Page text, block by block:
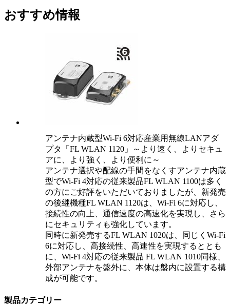
おすすめ情報
アンテナ内蔵型Wi-Fi 6対応産業用無線LANアダ
プタ「FL WLAN 1120」～より速く、よりセキュ
アに、より強く、より便利に～
アンテナ選択や配線の手間をなくすアンテナ内蔵
型でWi-Fi 4対応の従来製品FL WLAN 1100は多く
の方にご好評をいただいておりましたが、新発売
の後継機種FL WLAN 1120は、Wi-Fi 6に対応し、
接続性の向上、通信速度の高速化を実現し、さら
にセキュリティも強化しています。
同時に新発売するFL WLAN 1020は、同じくWi-Fi
6に対応し、高接続性、高速性を実現するととも
に、Wi-Fi 4対応の従来製品 FL WLAN 1010同様、
外部アンテナを盤外に、本体は盤内に設置する構
成が可能です。
製品カテゴリー